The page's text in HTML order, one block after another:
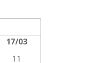
17/03
11